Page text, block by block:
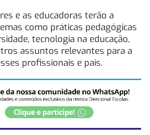
e as educadoras terão a
como práticas pedagógicas
tecnologia na educação,
assuntos relevantes para a
profissionais e pais.